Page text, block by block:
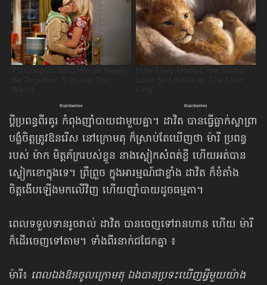
ប្ដីប្រពន្ធពីរគូរ កំពុងញ៉ាំបាយជាមួយគ្នា។ ដាវិត បានធ្វើធ្លាក់ស្លាព្រា
បង្ខំចិត្តត្រូវឱនរើស នៅក្រោមតុ ក៏ស្រាប់​តែឃើញ​ថា ម៉ារី ប្រពន្ធ
របស់ ម៉ាក មិត្តភ័ក្ររបស់ខ្លួន នាងស្លៀក​សំពត់ខ្លី ហើយអត់បាន
ស្លៀកខោក្នុងទេ។ ព្រឺព្រួច ក្នុងអារម្មណ៍ជាខ្លាំង ដាវិត ក៏ខំតាំង​
ចិត្តងើប​ឡើងមកលើវិញ ហើយញ៉ាំបាយដូចធម្មតា។
ពេលទទួលទានរូចរាល់ ដាវិត បានចេញទៅរានហាន ហើយ ម៉ារី
ក៏ដើរចេញទៅតាម។ ទាំង​ពីរ​នាក់ជជែកគ្នា ៖
ម៉ារី៖ ពេលឯងឱនចូលក្រោមតុ ឯងបានប្រទះឃើញអ្វីមួយយ៉ាង